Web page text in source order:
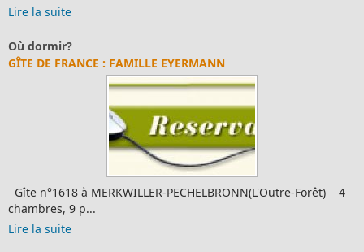
Lire la suite
Où dormir?
GÎTE DE FRANCE : FAMILLE EYERMANN
Gîte n°1618 à MERKWILLER-PECHELBRONN(L'Outre-Forêt) 4
chambres, 9 p...
Lire la suite